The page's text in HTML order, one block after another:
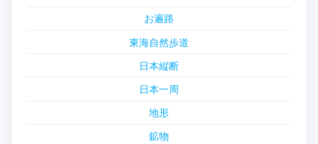
お遍路
東海自然歩道
日本縦断
日本一周
地形
鉱物